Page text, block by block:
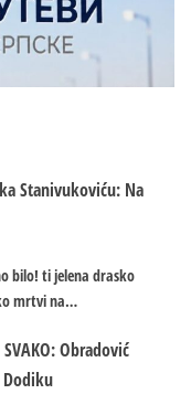
Stanivukoviću: Na
bilo! ti jelena drasko
mrtvi na…
Obradović